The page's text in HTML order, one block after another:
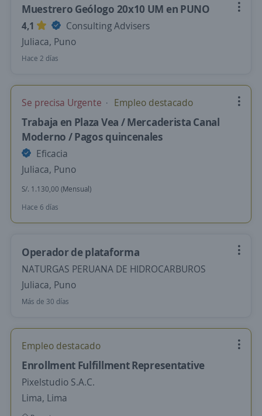
Muestrero Geólogo 20x10 UM en PUNO
4,1
Consulting Advisers
Juliaca, Puno
Hace 2 días
Se precisa Urgente Empleo destacado
Trabaja en Plaza Vea / Mercaderista Canal
Moderno / Pagos quincenales
Eficacia
Juliaca, Puno
S/. 1.130,00 (Mensual)
Hace 6 días
Operador de plataforma
NATURGAS PERUANA DE HIDROCARBUROS
Juliaca, Puno
Más de 30 días
Empleo destacado
Enrollment Fulfillment Representative
Pixelstudio S.A.C.
Lima, Lima